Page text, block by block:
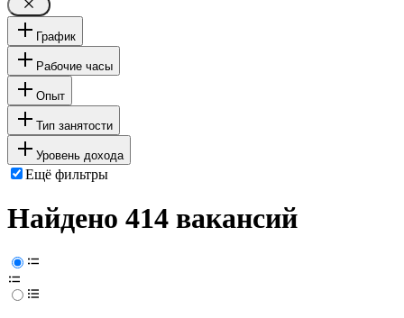
График
Рабочие часы
Опыт
Тип занятости
Уровень дохода
Ещё фильтры
Найдено 414 вакансий